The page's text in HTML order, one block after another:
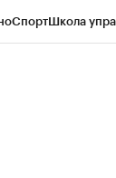
СпортШкола